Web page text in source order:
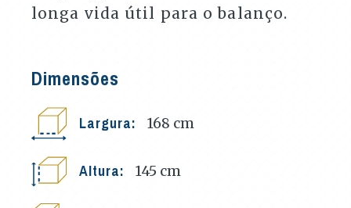
longa vida útil para o balanço.
Dimensões
Largura: 168 cm
Altura: 145 cm